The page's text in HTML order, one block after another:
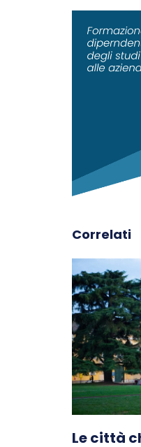
Correlati
Le città